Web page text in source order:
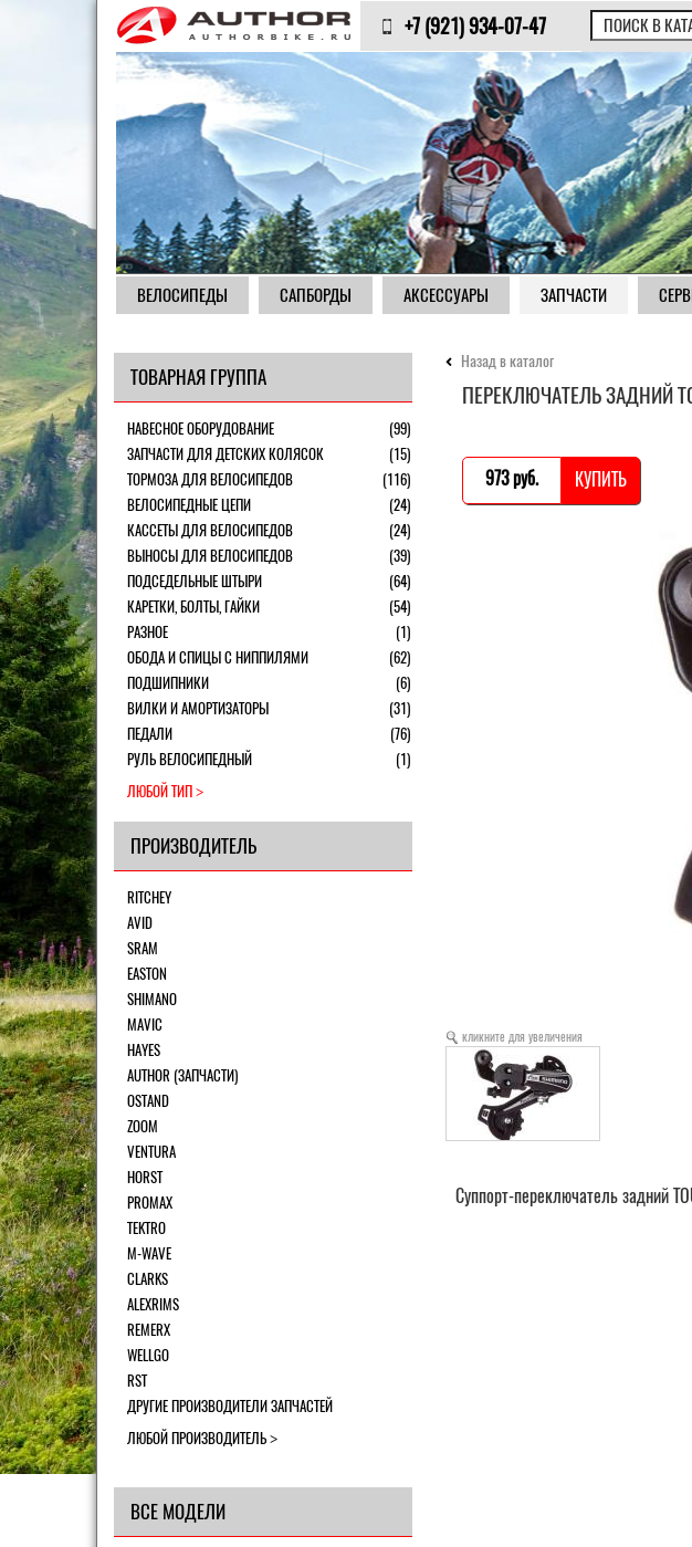
+7 (921) 934-07-47
ВЕЛОСИПЕДЫ САПБОРДЫ АКСЕССУАРЫ ЗАПЧАСТИ
Назад в каталог
ПЕРЕКЛЮЧАТЕЛЬ ЗАДНИЙ
973 pуб. КУПИТЬ
кликните для увеличения
Суппорт-переключатель задний
ТОВАРНАЯ ГРУППА
НАВЕСНОЕ ОБОРУДОВАНИЕ
(99)
ЗАПЧАСТИ ДЛЯ ДЕТСКИХ КОЛЯСОК
(15)
ТОРМОЗА ДЛЯ ВЕЛОСИПЕДОВ
(116)
ВЕЛОСИПЕДНЫЕ ЦЕПИ
(24)
КАССЕТЫ ДЛЯ ВЕЛОСИПЕДОВ
(24)
ВЫНОСЫ ДЛЯ ВЕЛОСИПЕДОВ
(39)
ПОДСЕДЕЛЬНЫЕ ШТЫРИ
(64)
КАРЕТКИ, БОЛТЫ, ГАЙКИ
(54)
РАЗНОЕ
(1)
ОБОДА И СПИЦЫ С НИППИЛЯМИ
(62)
ПОДШИПНИКИ
(6)
ВИЛКИ И АМОРТИЗАТОРЫ
(31)
ПЕДАЛИ
(76)
РУЛЬ ВЕЛОСИПЕДНЫЙ
(1)
ЛЮБОЙ ТИП
ПРОИЗВОДИТЕЛЬ
RITCHEY
AVID
SRAM
EASTON
SHIMANO
MAVIC
HAYES
AUTHOR (ЗАПЧАСТИ)
OSTAND
ZOOM
VENTURA
HORST
PROMAX
TEKTRO
M-WAVE
CLARKS
ALEXRIMS
REMERX
WELLGO
RST
ДРУГИЕ ПРОИЗВОДИТЕЛИ ЗАПЧАСТЕЙ
ЛЮБОЙ ПРОИЗВОДИТЕЛЬ
ВСЕ МОДЕЛИ